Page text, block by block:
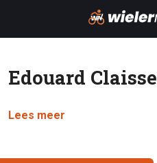
Edouard Claisse
Lees meer